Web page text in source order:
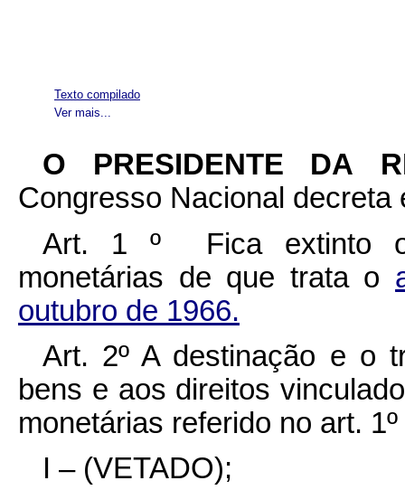
Ver mais...
Texto compilado
O PRESIDENTE DA
Congresso Nacional
Art. 1 º Fica extinto o
monetárias de que trata o
outubro de 1966.
Art. 2º A destinação e o
bens e aos direitos
monetárias referido no art.
I – (VETADO);